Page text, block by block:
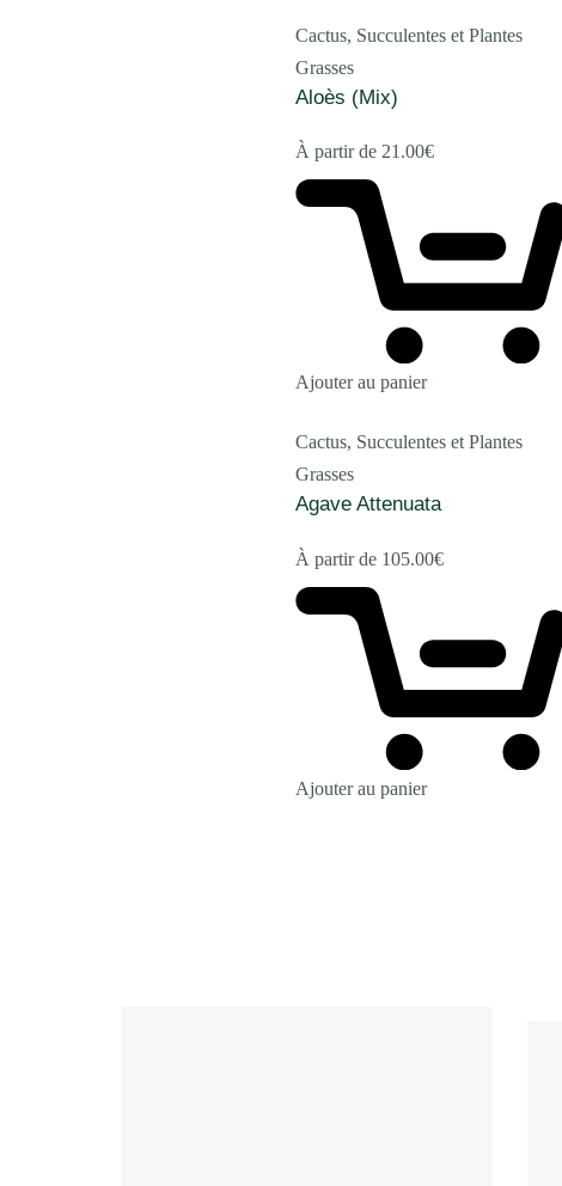
Cactus, Succulentes et Plantes
Grasses
Aloès (Mix)
À partir de 21.00€
Ajouter au panier
Cactus, Succulentes et Plantes
Grasses
Agave Attenuata
À partir de 105.00€
Ajouter au panier